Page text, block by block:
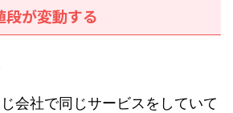
段が変動する
会社で同じサービスをしていて